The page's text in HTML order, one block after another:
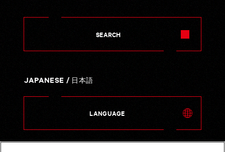
SEARCH
JAPANESE / 日本語
LANGUAGE